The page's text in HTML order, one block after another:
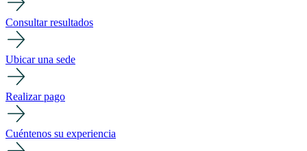
Consultar resultados
Ubicar una sede
Realizar pago
Cuéntenos su experiencia